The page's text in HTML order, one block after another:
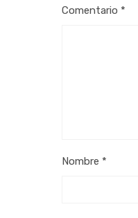
Comentario *
Nombre *